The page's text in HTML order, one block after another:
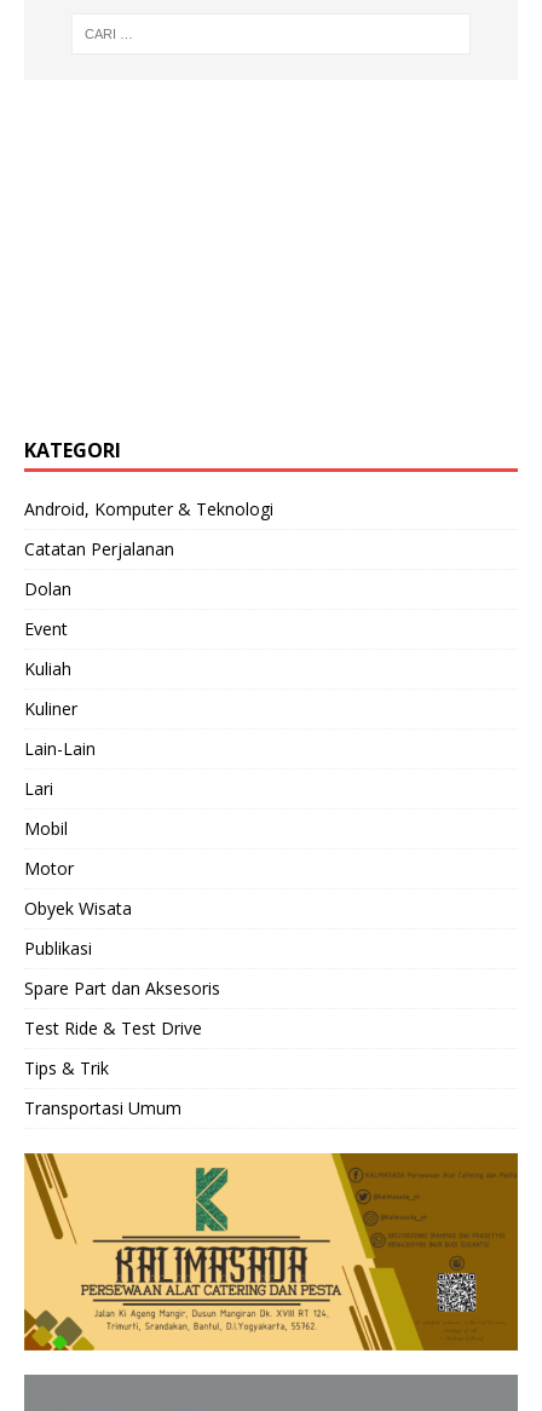
KATEGORI
Android, Komputer & Teknologi
Catatan Perjalanan
Dolan
Event
Kuliah
Kuliner
Lain-Lain
Lari
Mobil
Motor
Obyek Wisata
Publikasi
Spare Part dan Aksesoris
Test Ride & Test Drive
Tips & Trik
Transportasi Umum